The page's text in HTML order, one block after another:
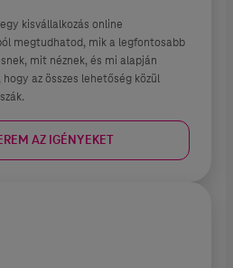
kisvállalkozás online
megtudhatod, mik a legfontosabb
mit néznek, és mi alapján
az összes lehetőség közül
AZ IGÉNYEKET